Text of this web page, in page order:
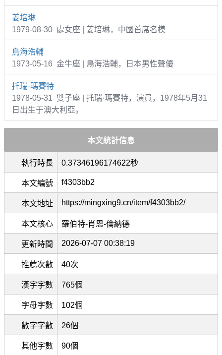
姜培琳
1979-08-30 處女座 | 姜培琳，中國首席名模
鳥海浩輔
1973-05-16 金牛座 | 鳥海浩輔，日本男性聲優
托瑞·瑪賽特
1978-05-31 雙子座 | 托瑞·瑪賽特，演員，1978年5月31
日出生于澳大利亞。
本文統計信息
執行時長 0.37346196174622秒
本文編號 f4303bb2
本文地址 https://mingxing9.cn/item/f4303bb2/
本文核心 羅伯特-肖恩-倫納德
更新時間 2026-07-07 00:38:19
推薦次數 40次
漢字字數 765個
字母字數 102個
數字字數 26個
其他字數 90個